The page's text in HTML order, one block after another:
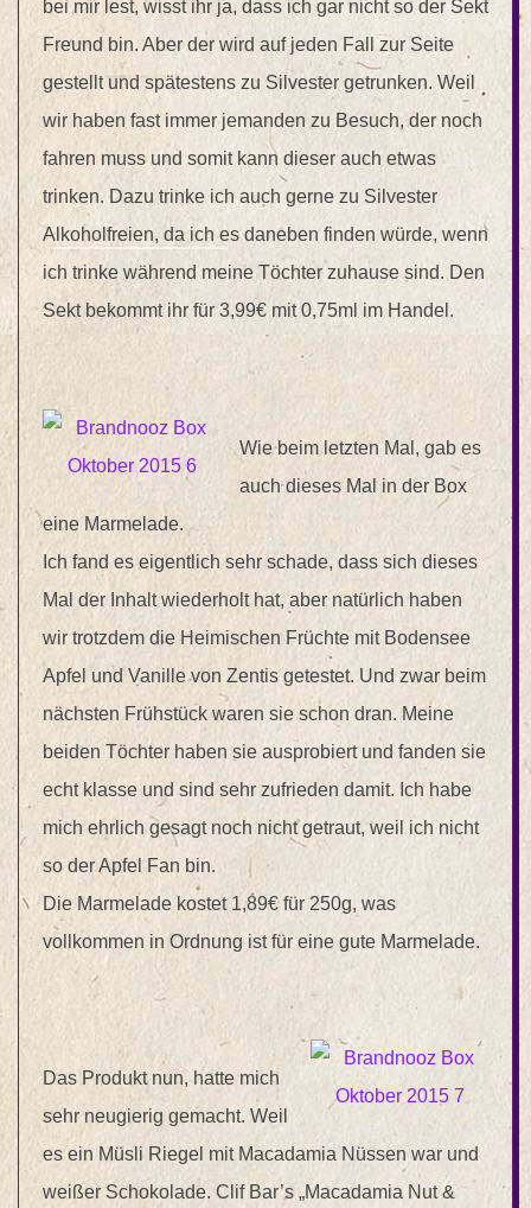
bei mir lest, wisst ihr ja, dass ich gar nicht so der Sekt
Freund bin. Aber der wird auf jeden Fall zur Seite
gestellt und spätestens zu Silvester getrunken. Weil
wir haben fast immer jemanden zu Besuch, der noch
fahren muss und somit kann dieser auch etwas
trinken. Dazu trinke ich auch gerne zu Silvester
Alkoholfreien, da ich es daneben finden würde, wenn
ich trinke während meine Töchter zuhause sind. Den
Sekt bekommt ihr für 3,99€ mit 0,75ml im Handel.
Wie beim letzten Mal, gab es
auch dieses Mal in der Box
eine Marmelade.
Ich fand es eigentlich sehr schade, dass sich dieses
Mal der Inhalt wiederholt hat, aber natürlich haben
wir trotzdem die Heimischen Früchte mit Bodensee
Apfel und Vanille von Zentis getestet. Und zwar beim
nächsten Frühstück waren sie schon dran. Meine
beiden Töchter haben sie ausprobiert und fanden sie
echt klasse und sind sehr zufrieden damit. Ich habe
mich ehrlich gesagt noch nicht getraut, weil ich nicht
so der Apfel Fan bin.
Die Marmelade kostet 1,89€ für 250g, was
vollkommen in Ordnung ist für eine gute Marmelade.
Das Produkt nun, hatte mich
sehr neugierig gemacht. Weil
es ein Müsli Riegel mit Macadamia Nüssen war und
weißer Schokolade. Clif Bar’s „Macadamia Nut &